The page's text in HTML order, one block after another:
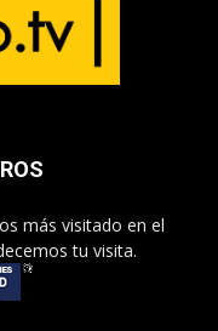
más visitado en el
tu visita.